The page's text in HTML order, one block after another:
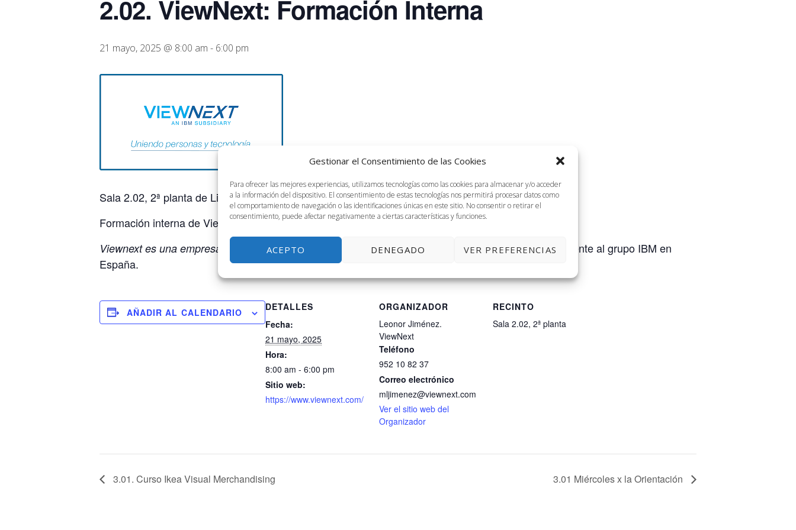
Gestionar el Consentimiento de las Cookies
Para ofrecer las mejores experiencias, utilizamos tecnologías como las cookies para almacenar y/o acceder
a la información del dispositivo. El consentimiento de estas tecnologías nos permitirá procesar datos como
el comportamiento de navegación o las identificaciones únicas en este sitio. No consentir o retirar el
consentimiento, puede afectar negativamente a ciertas características y funciones.
ACEPTO DENEGADO VER PREFERENCIAS
2.02. ViewNext: Formación Interna
21 mayo, 2025 @ 8:00 am - 6:00 pm
Sala 2.02, 2ª planta de Link by UMA, de 8 a 18h
Formación interna de ViewNext.
Viewnext es una empresa de Servicios de Consultoría Tecnológica y Tranformación Digitalperteneciente al grupo IBM en
España.
AÑADIR AL CALENDARIO
DETALLES
Fecha:
21 mayo, 2025
Hora:
8:00 am - 6:00 pm
Sitio web:
https://www.viewnext.com/
ORGANIZADOR
Leonor Jiménez.
ViewNext
Teléfono
952 10 82 37
Correo electrónico
mljimenez@viewnext.com
Ver el sitio web del
Organizador
RECINTO
Sala 2.02, 2ª planta
3.01. Curso Ikea Visual Merchandising 3.01 Miércoles x la Orientación